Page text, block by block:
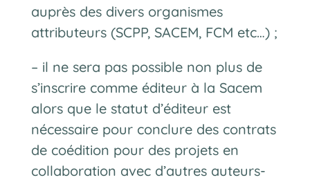
auprès des divers organismes
attributeurs (SCPP, SACEM, FCM etc…) ;
– il ne sera pas possible non plus de
s’inscrire comme éditeur à la Sacem
alors que le statut d’éditeur est
nécessaire pour conclure des contrats
de coédition pour des projets en
collaboration avec d’autres auteurs-